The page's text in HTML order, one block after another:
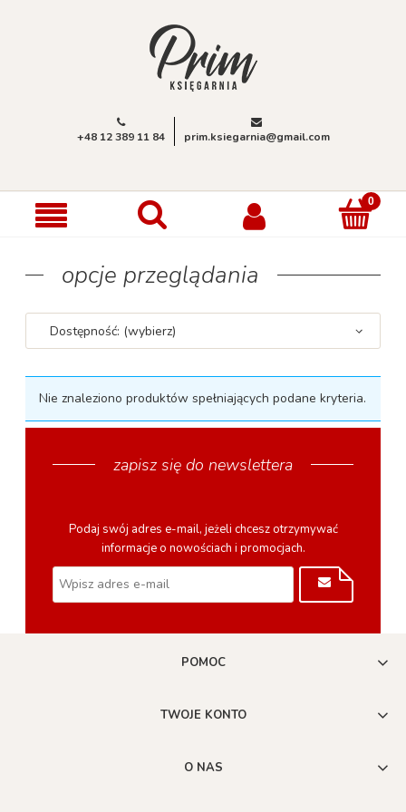
+48 12 389 11 84 prim.ksiegarnia@gmail.com
opcje przeglądania
Dostępność: (wybierz)
Nie znaleziono produktów spełniających podane kryteria.
zapisz się do newslettera
Podaj swój adres e-mail, jeżeli chcesz otrzymywać
informacje o nowościach i promocjach.
POMOC
TWOJE KONTO
O NAS